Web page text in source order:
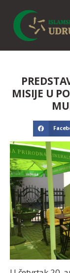
MISIJE U